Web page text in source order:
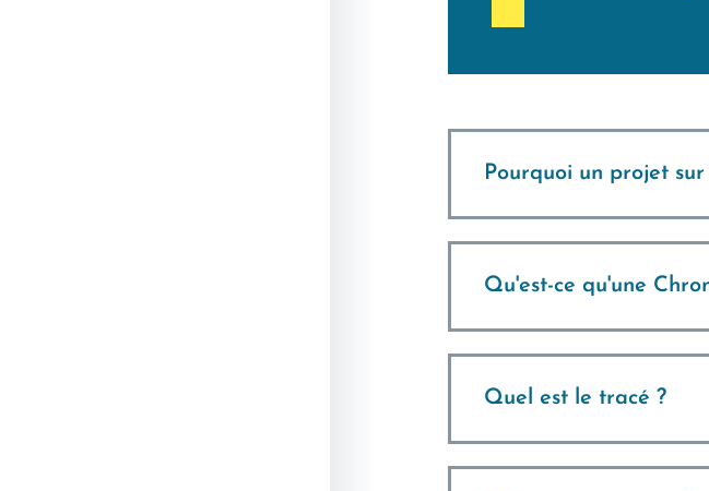
Pourquoi un projet sur
Qu'est-ce qu'une
Quel est le tracé ?